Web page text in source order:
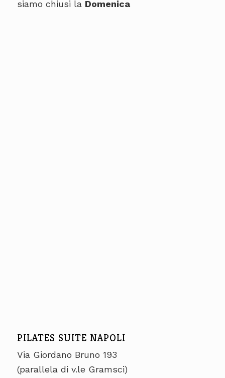
siamo chiusi la Domenica
PILATES SUITE NAPOLI
Via Giordano Bruno 193
(parallela di v.le Gramsci)